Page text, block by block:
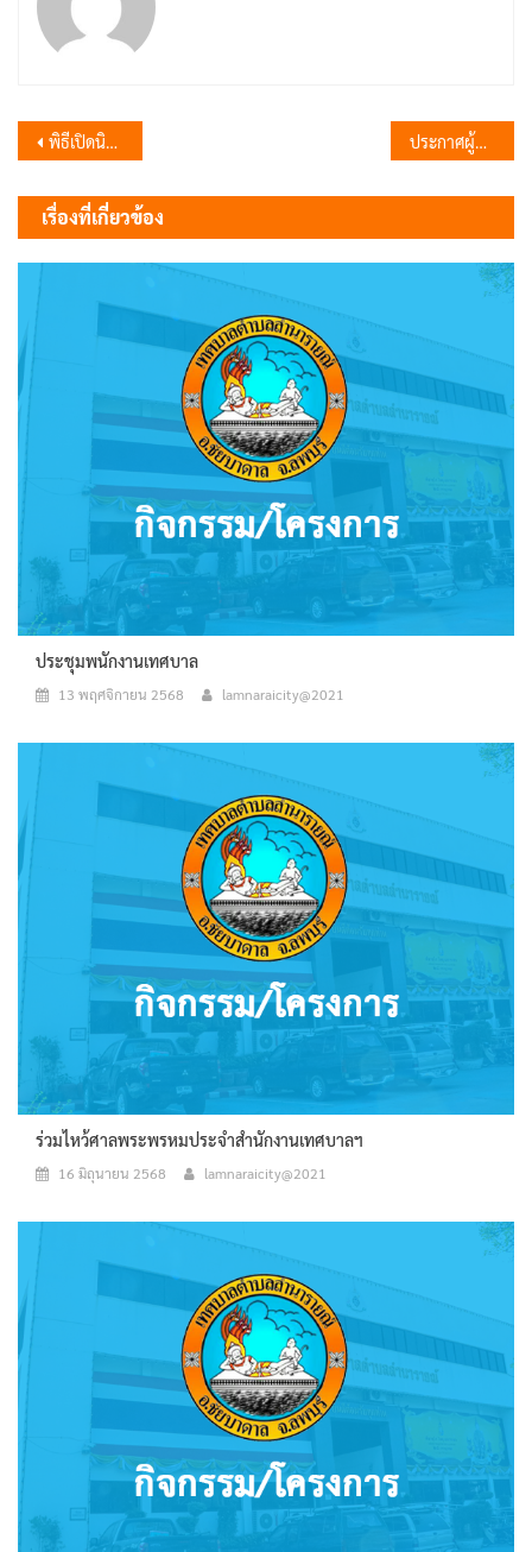
แนะแนว
เรื่อง
พิธีเปิดนิทรรศการ “มหกรรมวิชาการชัยบาดาลวิทยา OPEN HOUSE 68” ประกาศผู้ชนะการเสนอราคา ซื้อวัสดุไฟฟ้าและวิทยุ จำนวน 8 รายการ โดยวิธีเฉพาะเจาะจง
เรื่องที่เกี่ยวข้อง
ประชุมพนักงานเทศบาล
13 พฤศจิกายน 2568 lamnaraicity@2021
ร่วมไหว้ศาลพระพรหมประจำสำนักงานเทศบาลฯ
16 มิถุนายน 2568 lamnaraicity@2021